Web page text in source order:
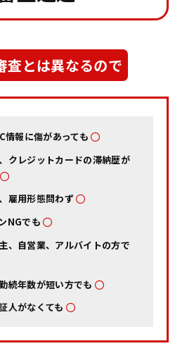
査とは異なるので
情報に傷があっても
クレジットカードの滞納歴が
雇用形態問わず
NGでも
、自営業、アルバイトの方で
続年数が短い方でも
人がなくても